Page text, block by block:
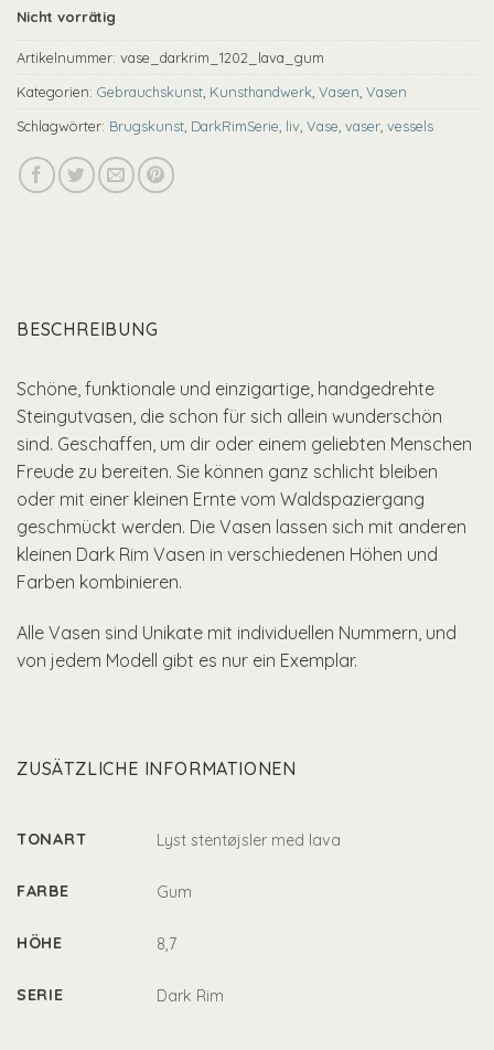
Nicht vorrätig
Artikelnummer: vase_darkrim_1202_lava_gum
Kategorien: Gebrauchskunst Kunsthandwerk Vasen Vasen
Schlagwörter: Brugskunst DarkRimSerie liv Vase vaser vessels
BESCHREIBUNG
Schöne, funktionale und einzigartige, handgedrehte
Steingutvasen, die schon für sich allein wunderschön
sind. Geschaffen, um dir oder einem geliebten Menschen
Freude zu bereiten. Sie können ganz schlicht bleiben
oder mit einer kleinen Ernte vom Waldspaziergang
geschmückt werden. Die Vasen lassen sich mit anderen
kleinen Dark Rim Vasen in verschiedenen Höhen und
Farben kombinieren.
Alle Vasen sind Unikate mit individuellen Nummern, und
von jedem Modell gibt es nur ein Exemplar.
ZUSÄTZLICHE INFORMATIONEN
TONART Lyst stentøjsler med lava
FARBE Gum
HÖHE 8,7
SERIE Dark Rim